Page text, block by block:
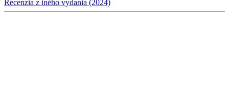
Recenzia z iného vydania (2024)